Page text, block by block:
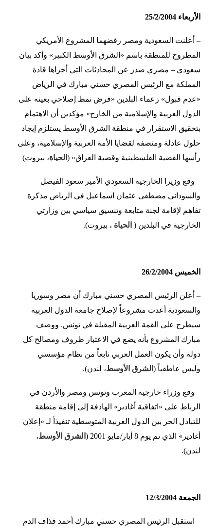
الأربعاء 25/2/2004
– أعلنت السعودية ومصر رفضهما المشروع الأمريكي
المطروح للمنطقة باسم «الشرق الأوسط الكبير» وأكد بيان
سعودي – مصري صدر عن المحادثات التي أجراها قادة
المملكة مع الرئيس المصري حسني مبارك في الرياض
«عدم قبول» زعماء البلدين «فرض نمط إصلاحي بعينه على
الدول العربية والإسلامية من الخارج» مؤكدين أن الاهتمام
بتحقيق الاستقرار في منطقة الشرق الأوسط يستلزم إيجاد
حلول عادلة ومنصفة لقضايا الأمة العربية والإسلامية، وعلى
رأسها القضية الفلسطينية وقضية العراق» ( الحياة، بيروت)
– وقع وزيرا الخارجية السعودي الأمير سعود الفيصل
والسوداني مصطفى عثمان اسماعيل في الرياض مذكرة
تفاهم لإقامة لجنة متابعة وتنسيق سياسي بين وزارتي
الخارجية في البلدين ( الحياة ، بيروت).
الخميس 26/2/2004
– أعلن الرئيس المصري حسني مبارك أن مصر وسوريا
والسعودية أعدت مشروعاً لإصلاح جامعة الدول العربية
سيطرح على القمة العربية المقبلة في تونس. ووصف
مبارك المشروع بأنه يضع في الاعتبار ظروف ومصالح كل
دولة وأن يكون العمل العربي نابعاً من نظام مؤسسي
وليس عاطفياً ( الشرق الأوسط، لندن).
– وقع وزراء خارجية المغرب وتونس ومصر والأردن في
الرباط على «اتفاقية أغادير» الهادفة إلى إقامة منطقة
للتبادل الحر بين الدول العربية المتوسطية تنفيذاً لـ «إعلان
أغادير» الذي تم يوم 8 أيار/مايو 2001 (
الشرق الأوسط،
لندن).
الجمعة 12/3/2004
– استقبل الرئيس المصري حسني مبارك أحمد قذاف الدم